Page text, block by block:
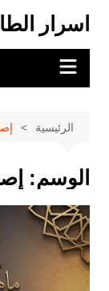
المحتوى
اسرار
الرئيسية
الوسم: